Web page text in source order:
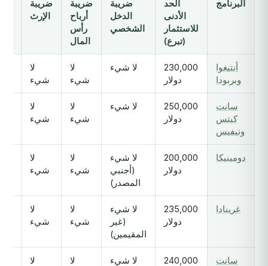
البرنامج
الحد
الأدنى
للاستثمار
(تبرع)
ضريبة
الدخل
الشخصي
ضريبة
أرباح
رأس
المال
ضريبة
الإرث
أنتيغوا
وبربودا
230,000
دولار
لا شيء
لا
شيء
لا
شيء
سانت
كيتس
ونيفيس
250,000
دولار
لا شيء
لا
شيء
لا
شيء
دومينيكا
200,000
دولار
لا شيء
(أجنبي
المصدر)
لا
شيء
لا
شيء
غرينادا
235,000
دولار
لا شيء
(غير
المقيمين)
لا
شيء
لا
شيء
سانت
240,000
لا شيء
لا
لا